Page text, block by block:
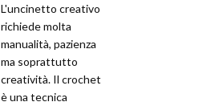
L'uncinetto creativo
richiede molta
manualità, pazienza
ma soprattutto
creatività. Il crochet
è una tecnica